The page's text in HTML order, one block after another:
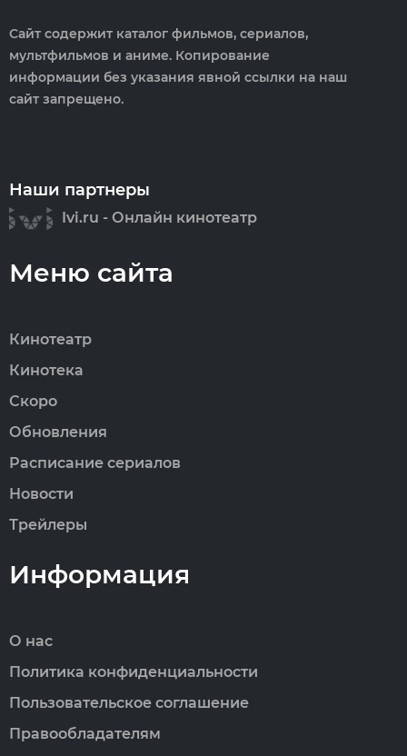
Сайт содержит каталог фильмов, сериалов,
мультфильмов и аниме. Копирование
информации без указания явной ссылки на наш
сайт запрещено.
Наши партнеры
Ivi.ru - Онлайн кинотеатр
Меню сайта
Кинотеатр
Кинотека
Скоро
Обновления
Расписание сериалов
Новости
Трейлеры
Информация
О нас
Политика конфиденциальности
Пользовательское соглашение
Правообладателям